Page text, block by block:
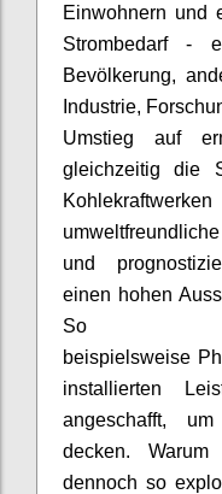
Einwohnern und
Strombedarf -
Bevölkerung,
Industrie,
Umstieg auf
gleichzeitig die
und
einen hohen
So
beispielsweise
installierten
angeschafft,
decken.
dennoch so